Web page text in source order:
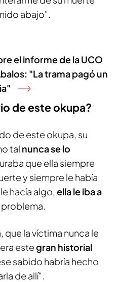
abajo".
el informe de la UCO
"La trama pagó un
de este okupa?
de este okupa, su
tal nunca se lo
que ella siempre
y siempre le había
hacía algo, ella le iba a
problema.
que la víctima nunca le
estegran historial
sabido habría hecho
de allí".